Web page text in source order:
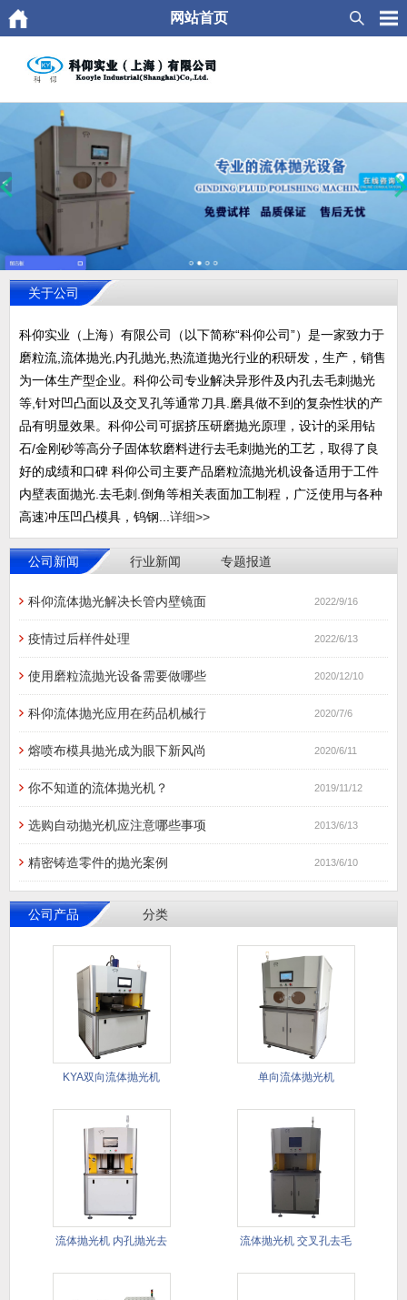
网站首页
关于公司
科仰实业（上海）有限公司（以下简称“科仰公司”）是一家致力于
磨粒流,流体抛光,内孔抛光,热流道抛光行业的积研发，生产，销售
为一体生产型企业。科仰公司专业解决异形件及内孔去毛刺抛光
等,针对凹凸面以及交叉孔等通常刀具.磨具做不到的复杂性状的产
品有明显效果。科仰公司可据挤压研磨抛光原理，设计的采用钻
石/金刚砂等高分子固体软磨料进行去毛刺抛光的工艺，取得了良
好的成绩和口碑 科仰公司主要产品磨粒流抛光机设备适用于工件
内壁表面抛光.去毛刺.倒角等相关表面加工制程，广泛使用与各种
高速冲压凹凸模具，钨钢...详细>>
公司新闻 行业新闻 专题报道
科仰流体抛光解决长管内壁镜面 2022/9/16
疫情过后样件处理 2022/6/13
使用磨粒流抛光设备需要做哪些 2020/12/10
科仰流体抛光应用在药品机械行 2020/7/6
熔喷布模具抛光成为眼下新风尚 2020/6/11
你不知道的流体抛光机？ 2019/11/12
选购自动抛光机应注意哪些事项 2013/6/13
精密铸造零件的抛光案例 2013/6/10
公司产品 分类
KYA双向流体抛光机 单向流体抛光机
流体抛光机 内孔抛光去 流体抛光机 交叉孔去毛